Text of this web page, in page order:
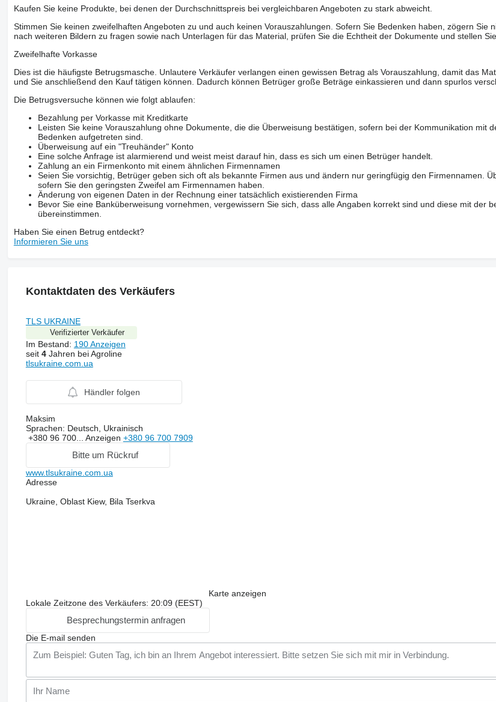
Kaufen Sie keine Produkte, bei denen der Durchschnittspreis bei vergleichbaren Angeboten zu stark abweicht.
Stimmen Sie keinen zweifelhaften Angeboten zu und auch keinen Vorauszahlungen. Sofern Sie Bedenken haben, zögern Sie
nach weiteren Bildern zu fragen sowie nach Unterlagen für das Material, prüfen Sie die Echtheit der Dokumente und stellen
Zweifelhafte Vorkasse
Dies ist die häufigste Betrugsmasche. Unlautere Verkäufer verlangen einen gewissen Betrag als Vorauszahlung, damit das
und Sie anschließend den Kauf tätigen können. Dadurch können Betrüger große Beträge einkassieren und dann spurlos
Die Betrugsversuche können wie folgt ablaufen:
Bezahlung per Vorkasse mit Kreditkarte
Leisten Sie keine Vorauszahlung ohne Dokumente, die die Überweisung bestätigen, sofern bei der Kommunikation mit
Bedenken aufgetreten sind.
Überweisung auf ein "Treuhänder" Konto
Eine solche Anfrage ist alarmierend und weist meist darauf hin, dass es sich um einen Betrüger handelt.
Zahlung an ein Firmenkonto mit einem ähnlichen Firmennamen
Seien Sie vorsichtig, Betrüger geben sich oft als bekannte Firmen aus und ändern nur geringfügig den Firmennamen.
sofern Sie den geringsten Zweifel am Firmennamen haben.
Änderung von eigenen Daten in der Rechnung einer tatsächlich existierenden Firma
Bevor Sie eine Banküberweisung vornehmen, vergewissern Sie sich, dass alle Angaben korrekt sind und diese mit der
übereinstimmen.
Haben Sie einen Betrug entdeckt?
Informieren Sie uns
Kontaktdaten des Verkäufers
TLS UKRAINE
Verifizierter Verkäufer
Im Bestand: 190 Anzeigen
seit 4Jahren bei Agroline
tlsukraine.com.ua
Händler folgen
Maksim
Sprachen: Deutsch, Ukrainisch
+380 96 700... Anzeigen +380 96 700 7909
Bitte um Rückruf
www.tlsukraine.com.ua
Adresse
Ukraine, Oblast Kiew, Bila Tserkva
Karte anzeigen
Lokale Zeitzone des Verkäufers: 20:09 (EEST)
Besprechungstermin anfragen
Die E-mail senden